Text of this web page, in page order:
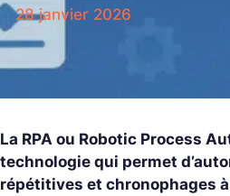
28 janvier 2026
La RPA ou Robotic Process
technologie qui permet
répétitives et chronophages à